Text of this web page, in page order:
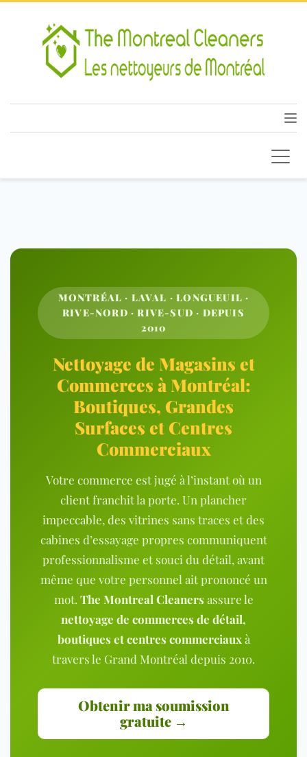
MONTRÉAL · LAVAL · LONGUEUIL ·
RIVE-NORD · RIVE-SUD · DEPUIS
2010
Nettoyage de Magasins et
Commerces à Montréal:
Boutiques, Grandes
Surfaces et Centres
Commerciaux
Votre commerce est jugé à l’instant où un
client franchit la porte. Un plancher
impeccable, des vitrines sans traces et des
cabines d’essayage propres communiquent
professionnalisme et souci du détail, avant
même que votre personnel ait prononcé un
mot. The Montreal Cleanersassure le
nettoyage de commerces de détail,
boutiques et centres commerciauxà
travers le Grand Montréal depuis 2010.
Obtenir ma soumission
gratuite →